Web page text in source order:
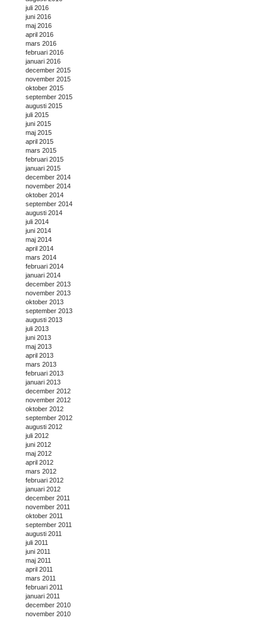
juli 2016
juni 2016
maj 2016
april 2016
mars 2016
februari 2016
januari 2016
december 2015
november 2015
oktober 2015
september 2015
augusti 2015
juli 2015
juni 2015
maj 2015
april 2015
mars 2015
februari 2015
januari 2015
december 2014
november 2014
oktober 2014
september 2014
augusti 2014
juli 2014
juni 2014
maj 2014
april 2014
mars 2014
februari 2014
januari 2014
december 2013
november 2013
oktober 2013
september 2013
augusti 2013
juli 2013
juni 2013
maj 2013
april 2013
mars 2013
februari 2013
januari 2013
december 2012
november 2012
oktober 2012
september 2012
augusti 2012
juli 2012
juni 2012
maj 2012
april 2012
mars 2012
februari 2012
januari 2012
december 2011
november 2011
oktober 2011
september 2011
augusti 2011
juli 2011
juni 2011
maj 2011
april 2011
mars 2011
februari 2011
januari 2011
december 2010
november 2010